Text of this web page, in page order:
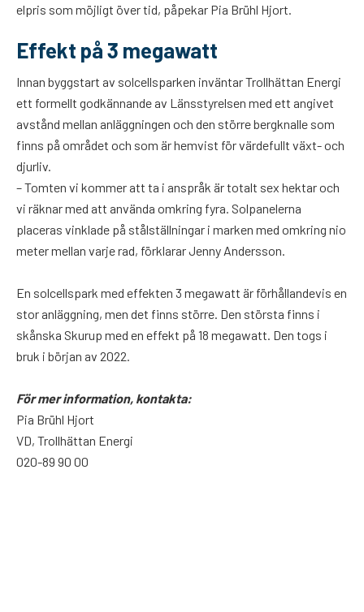
elpris som möjligt över tid, påpekar Pia Brühl Hjort.
Effekt på 3 megawatt
Innan byggstart av solcellsparken inväntar Trollhättan Energi
ett formellt godkännande av Länsstyrelsen med ett angivet
avstånd mellan anläggningen och den större bergknalle som
finns på området och som är hemvist för värdefullt växt- och
djurliv.
– Tomten vi kommer att ta i anspråk är totalt sex hektar och
vi räknar med att använda omkring fyra. Solpanelerna
placeras vinklade på stålställningar i marken med omkring nio
meter mellan varje rad, förklarar Jenny Andersson.
En solcellspark med effekten 3 megawatt är förhållandevis en
stor anläggning, men det finns större. Den största finns i
skånska Skurup med en effekt på 18 megawatt. Den togs i
bruk i början av 2022.
För mer information, kontakta:
Pia Brühl Hjort
VD, Trollhättan Energi
020-89 90 00